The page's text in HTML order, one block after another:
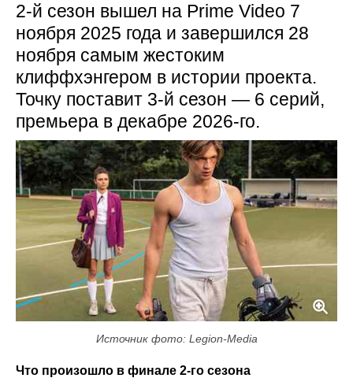
2-й сезон вышел на Prime Video 7
ноября 2025 года и завершился 28
ноября самым жестоким
клиффхэнгером в истории проекта.
Точку поставит 3-й сезон — 6 серий,
премьера в декабре 2026-го.
Источник фото: Legion-Media
Что произошло в финале 2-го сезона